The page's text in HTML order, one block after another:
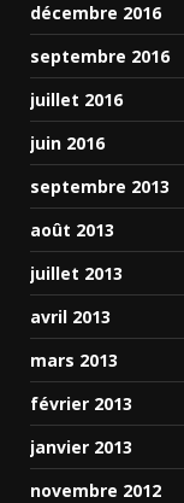
décembre 2016
septembre 2016
juillet 2016
juin 2016
septembre 2013
août 2013
juillet 2013
avril 2013
mars 2013
février 2013
janvier 2013
novembre 2012